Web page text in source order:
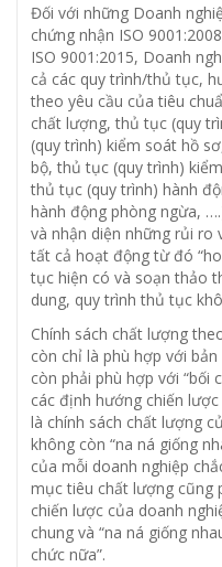
Đối với những Doanh
chứng nhận ISO
ISO 9001:2015, Doanh
cả các quy trình/thủ tục,
theo yêu cầu của tiêu
chất lượng, thủ tục (quy
(quy trình) kiểm soát hồ
bộ, thủ tục (quy trình)
thủ tục (quy trình) hành
hành động phòng ngừa,
và nhận diện những rủi ro
tất cả hoạt động từ đó
tục hiện có và soạn thảo
dung, quy trình thủ tục
Chính sách chất lượng
còn chỉ là phù hợp với
còn phải phù hợp với “bối
các định hướng chiến
là chính sách chất lượng
không còn “na ná giống
của mỗi doanh nghiệp
mục tiêu chất lượng cũng
chiến lược của doanh
chung và “na ná giống
chức nữa”.